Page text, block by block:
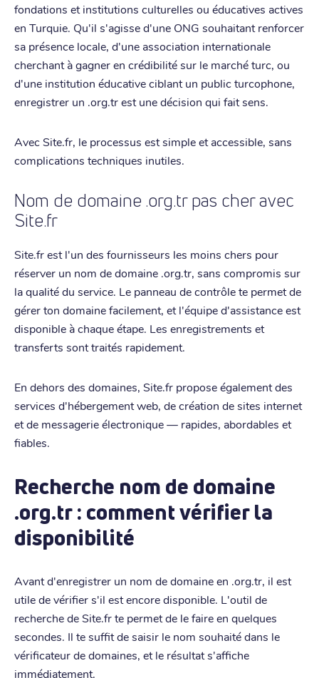
fondations et institutions culturelles ou éducatives actives
en Turquie. Qu'il s'agisse d'une ONG souhaitant renforcer
sa présence locale, d'une association internationale
cherchant à gagner en crédibilité sur le marché turc, ou
d'une institution éducative ciblant un public turcophone,
enregistrer un .org.tr est une décision qui fait sens.
Avec Site.fr, le processus est simple et accessible, sans
complications techniques inutiles.
Nom de domaine .org.tr pas cher avec
Site.fr
Site.fr est l'un des fournisseurs les moins chers pour
réserver un nom de domaine .org.tr, sans compromis sur
la qualité du service. Le panneau de contrôle te permet de
gérer ton domaine facilement, et l'équipe d'assistance est
disponible à chaque étape. Les enregistrements et
transferts sont traités rapidement.
En dehors des domaines, Site.fr propose également des
services d'hébergement web, de création de sites internet
et de messagerie électronique — rapides, abordables et
fiables.
Recherche nom de domaine
.org.tr : comment vérifier la
disponibilité
Avant d'enregistrer un nom de domaine en .org.tr, il est
utile de vérifier s'il est encore disponible. L'outil de
recherche de Site.fr te permet de le faire en quelques
secondes. Il te suffit de saisir le nom souhaité dans le
vérificateur de domaines, et le résultat s'affiche
immédiatement.